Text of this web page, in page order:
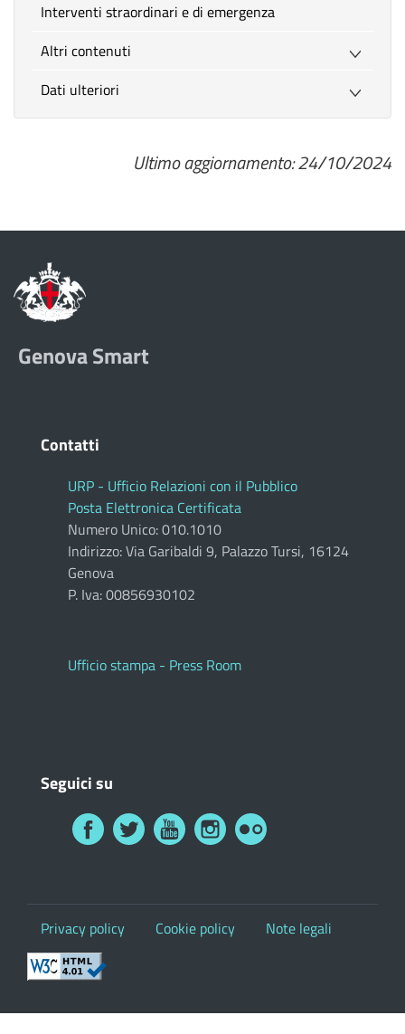
Interventi straordinari e di emergenza
Altri contenuti
Dati ulteriori
Ultimo aggiornamento: 24/10/2024
Genova Smart
Contatti
URP - Ufficio Relazioni con il Pubblico
Posta Elettronica Certificata
Numero Unico: 010.1010
Indirizzo: Via Garibaldi 9, Palazzo Tursi, 16124
Genova
P. Iva: 00856930102
Ufficio stampa - Press Room
Seguici su
Privacy policy Cookie policy Note legali